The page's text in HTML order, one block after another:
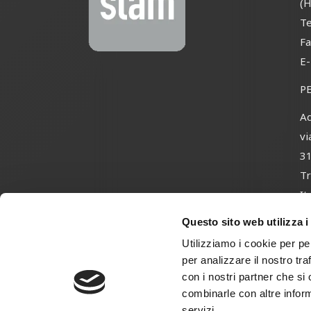
Questo sito web utilizza i
Utilizziamo i cookie per
per analizzare il nostro
con i nostri partner che si
combinarle con altre